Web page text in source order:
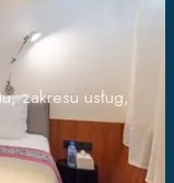
zakresu usług,